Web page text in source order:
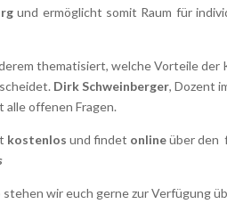
und ermöglicht somit Raum für
thematisiert, welche Vorteile der
Dirk Schweinberger, Dozent
offenen Fragen.
kostenlosund findet onlineüber den
stehen wir euch gerne zur Verfügung